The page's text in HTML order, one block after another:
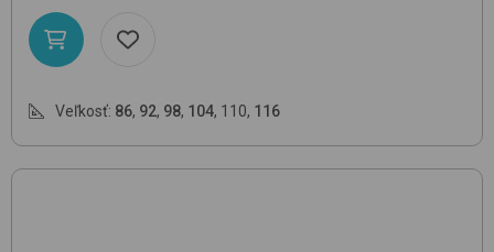
Veľkosť: 86, 92, 98, 104, 110, 116